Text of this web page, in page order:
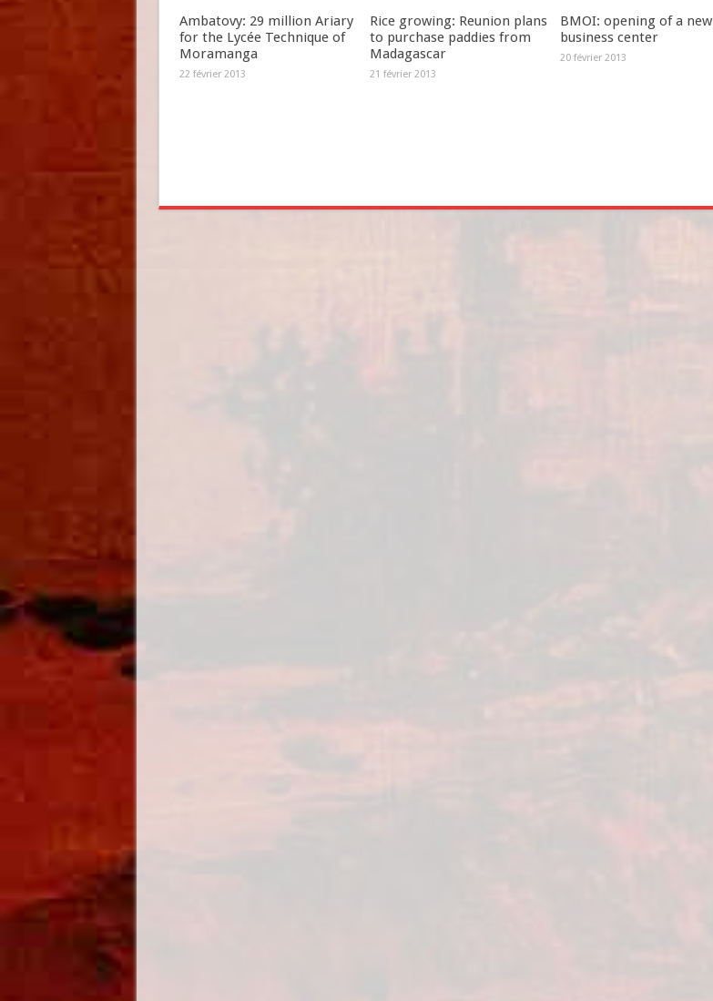
Ambatovy: 29 million Ariary
for the Lycée Technique of
Moramanga
22 février 2013
Rice growing: Reunion plans
to purchase paddies from
Madagascar
21 février 2013
BMOI: opening of a new
business center
20 février 2013